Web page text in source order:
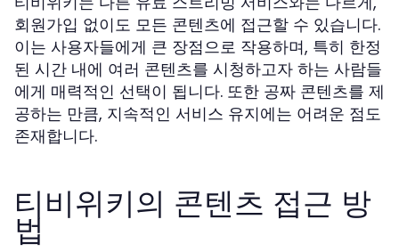
회원가입 없이도 모든 콘텐츠에 접근할 수 있습니다.
이는 사용자들에게 큰 장점으로 작용하며, 특히 한정
된 시간 내에 여러 콘텐츠를 시청하고자 하는 사람들
에게 매력적인 선택이 됩니다. 또한 공짜 콘텐츠를 제
공하는 만큼, 지속적인 서비스 유지에는 어려운 점도
존재합니다.
티비위키의 콘텐츠 접근 방
법